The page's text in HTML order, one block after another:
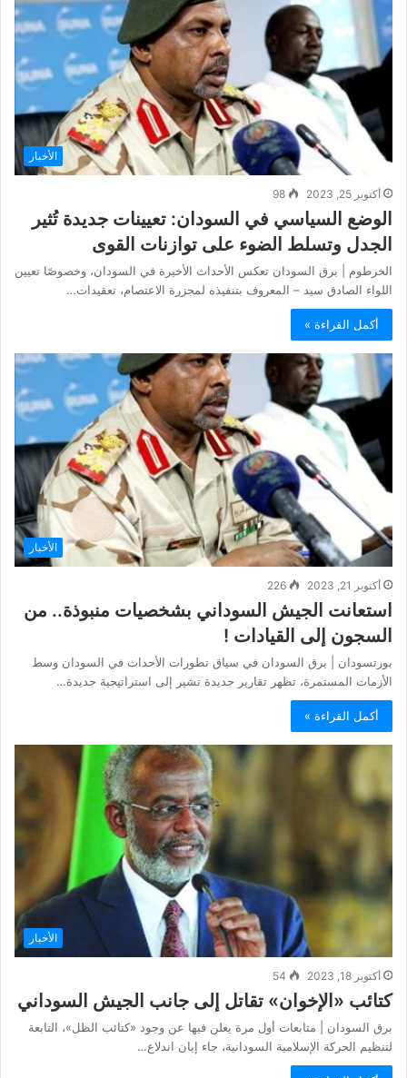
الأخبار
أكتوبر 25, 2023 98
الوضع السياسي في السودان: تعيينات جديدة تُثير
الجدل وتسلط الضوء على توازنات القوى
الخرطوم | برق السودان تعكس الأحداث الأخيرة في السودان، وخصوصًا تعيين
اللواء الصادق سيد – المعروف بتنفيذه لمجزرة الاعتصام، تعقيدات…
أكمل القراءة »
الأخبار
أكتوبر 21, 2023 226
استعانت الجيش السوداني بشخصيات منبوذة.. من
السجون إلى القيادات !
بورتسودان | برق السودان في سياق تطورات الأحداث في السودان وسط
الأزمات المستمرة، تظهر تقارير جديدة تشير إلى استراتيجية جديدة…
أكمل القراءة »
الأخبار
أكتوبر 18, 2023 54
كتائب «الإخوان» تقاتل إلى جانب الجيش السوداني
برق السودان | متابعات أول مرة يعلن فيها عن وجود «كتائب الظل»، التابعة
لتنظيم الحركة الإسلامية السودانية، جاء إبان اندلاع…